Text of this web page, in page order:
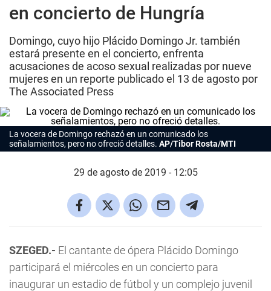
en concierto de Hungría
Domingo, cuyo hijo Plácido Domingo Jr. también
estará presente en el concierto, enfrenta
acusaciones de acoso sexual realizadas por nueve
mujeres en un reporte publicado el 13 de agosto por
The Associated Press
La vocera de Domingo rechazó en un comunicado los
señalamientos, pero no ofreció detalles. AP/Tibor Rosta/MTI
29 de agosto de 2019 - 12:05
SZEGED.- El cantante de ópera Plácido Domingo
participará el miércoles en un concierto para
inaugurar un estadio de fútbol y un complejo juvenil